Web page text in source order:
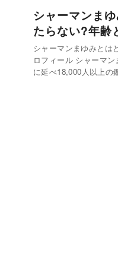
シャーマンま
たらない?年齢
シャーマンまゆみとは
ロフィール シャーマ
に延べ18,000人以上